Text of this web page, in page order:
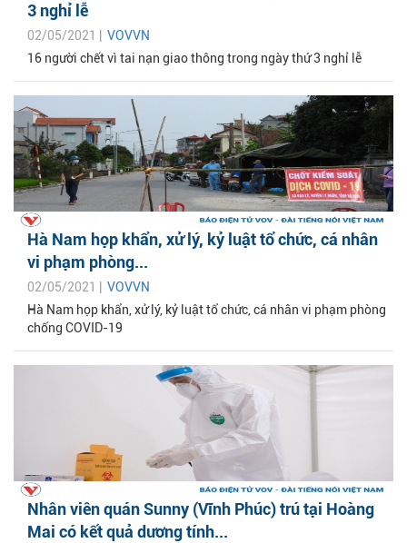
3 nghỉ lễ
02/05/2021 | VOVVN
16 người chết vì tai nạn giao thông trong ngày thứ 3 nghỉ lễ
Hà Nam họp khẩn, xử lý, kỷ luật tổ chức, cá nhân
vi phạm phòng...
02/05/2021 | VOVVN
Hà Nam họp khẩn, xử lý, kỷ luật tổ chức, cá nhân vi phạm phòng
chống COVID-19
Nhân viên quán Sunny (Vĩnh Phúc) trú tại Hoàng
Mai có kết quả dương tính...